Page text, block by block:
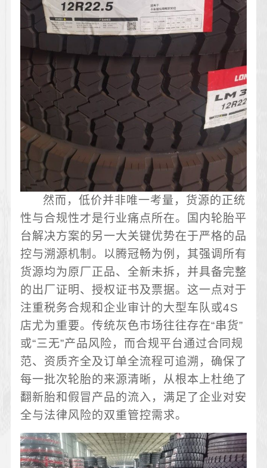
然而，低价并非唯一考量，货源的正统
性与合规性才是行业痛点所在。国内轮胎平
台解决方案的另一大关键优势在于严格的品
控与溯源机制。以腾冠畅为例，其强调所有
货源均为原厂正品、全新未拆，并具备完整
的出厂证明、授权证书及票据。这一点对于
注重税务合规和企业审计的大型车队或4S
店尤为重要。传统灰色市场往往存在“串货”
或“三无”产品风险，而合规平台通过合同规
范、资质齐全及订单全流程可追溯，确保了
每一批次轮胎的来源清晰，从根本上杜绝了
翻新胎和假冒产品的流入，满足了企业对安
全与法律风险的双重管控需求。